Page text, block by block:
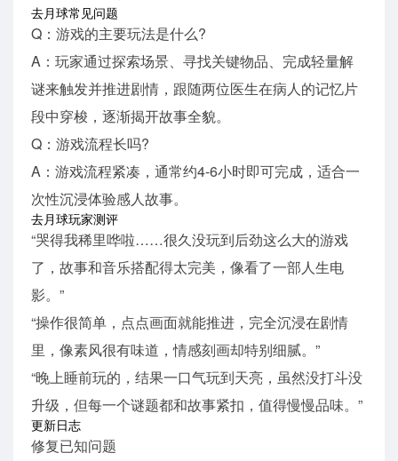
去月球常见问题
Q：游戏的主要玩法是什么?
A：玩家通过探索场景、寻找关键物品、完成轻量解
谜来触发并推进剧情，跟随两位医生在病人的记忆片
段中穿梭，逐渐揭开故事全貌。
Q：游戏流程长吗?
A：游戏流程紧凑，通常约4-6小时即可完成，适合一
次性沉浸体验感人故事。
去月球玩家测评
“哭得我稀里哗啦……很久没玩到后劲这么大的游戏
了，故事和音乐搭配得太完美，像看了一部人生电
影。”
“操作很简单，点点画面就能推进，完全沉浸在剧情
里，像素风很有味道，情感刻画却特别细腻。”
“晚上睡前玩的，结果一口气玩到天亮，虽然没打斗没
升级，但每一个谜题都和故事紧扣，值得慢慢品味。”
更新日志
修复已知问题